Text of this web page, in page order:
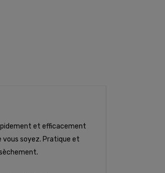
et efficacement
soyez. Pratique et